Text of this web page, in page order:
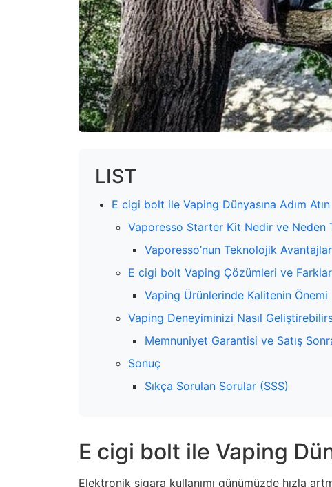
LIST
E cigi bolt ile Vaping Dünyasına Adım Atın
Vaporesso Starter Kit Nedir ve Neden
Vaporesso’nun Teknolojik
E cigi bolt Vaping Çözümleri ve
Vaping Ürünlerinde Kalitenin Önemi
Vaping Deneyiminizi Nasıl
Memnuniyet Garantisi ve Satış
Sonuç
Sıkça Sorulan Sorular (SSS)
E cigi bolt ile Vaping
Elektronik sigara kullanımı günümüzde hızla